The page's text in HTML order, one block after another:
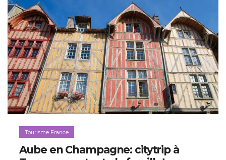
Tourisme France
Aube en Champagne: citytrip à